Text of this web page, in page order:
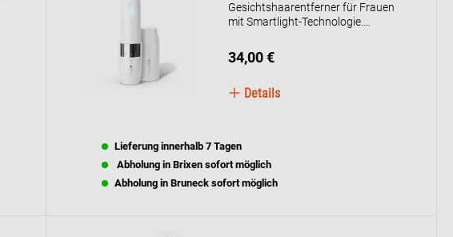
Gesichtshaarentferner für Frauen
mit Smartlight-Technologie.
Haarentfernung an schwer
erreichbaren Stellen.
unterwegs. Ermöglicht einfaches
34,00 €
Details
Lieferung innerhalb 7 Tagen
Abholung in Brixen sofort möglich
Abholung in Bruneck sofort möglich